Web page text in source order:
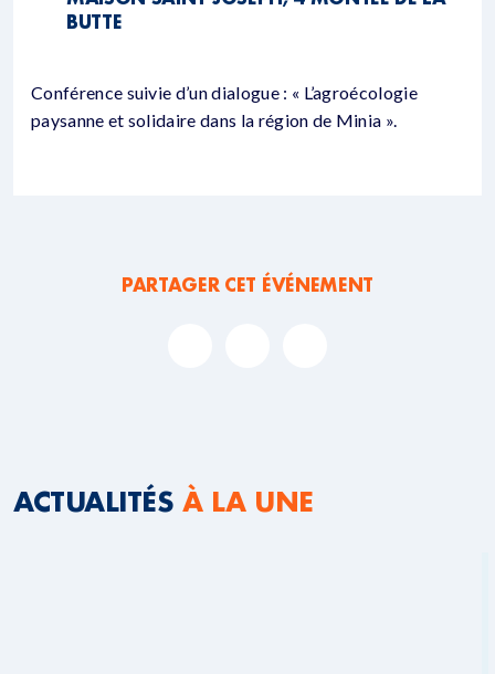
BUTTE
Conférence suivie d’un dialogue : « L’agroécologie
paysanne et solidaire dans la région de Minia ».
PARTAGER CET ÉVÉNEMENT
ACTUALITÉS À LA UNE